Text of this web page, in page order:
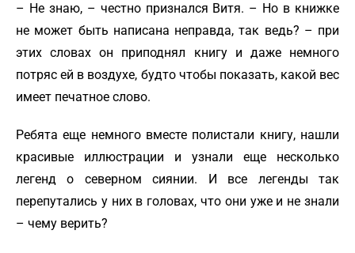
– Не знаю, – честно признался Витя. – Но в книжке
не может быть написана неправда, так ведь? – при
этих словах он приподнял книгу и даже немного
потряс ей в воздухе, будто чтобы показать, какой вес
имеет печатное слово.
Ребята еще немного вместе полистали книгу, нашли
красивые иллюстрации и узнали еще несколько
легенд о северном сиянии. И все легенды так
перепутались у них в головах, что они уже и не знали
– чему верить?